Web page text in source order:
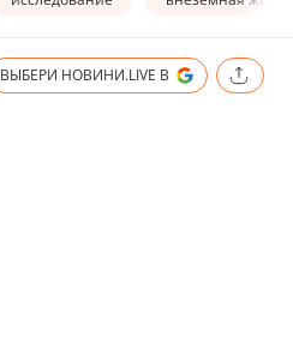
ВЫБЕРИ НОВИНИ.LIVE В